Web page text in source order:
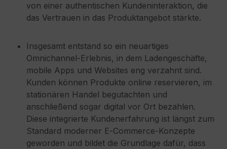
von einer authentischen Kundeninteraktion, die
das Vertrauen in das Produktangebot stärkte.
Insgesamt entstand so ein neuartiges
Omnichannel‑Erlebnis, in dem Ladengeschäfte,
mobile Apps und Websites eng verzahnt sind.
Kunden können Produkte online reservieren, im
stationären Handel begutachten und
anschließend sogar digital vor Ort bezahlen.
Diese integrierte Kundenerfahrung ist längst zum
Standard moderner E‑Commerce‑Konzepte
geworden und bildet die Grundlage dafür, dass